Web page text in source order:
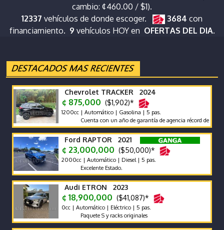
cambio: ¢460.00 / $1).
12337 vehículos de donde escoger. 3684 con
financiamiento. 9 vehículos HOY en OFERTAS DEL DIA.
Chevrolet TRACKER 2024
¢ 875,000 ($1,902)*
1200cc | Automático | Gasolina | 5 pas.
Cuenta con un año de garantía de agencia récord de agencia
Ford RAPTOR 2021
¢ 23,000,000 ($50,000)*
2000cc | Automático | Diesel | 5 pas.
Excelente Estado.
Audi ETRON 2023
¢ 18,900,000 ($41,087)*
0cc | Automático | Eléctrico | 5 pas.
Paquete S y racks originales